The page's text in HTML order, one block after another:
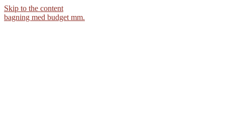
Skip to the content
bagning med budget mm.